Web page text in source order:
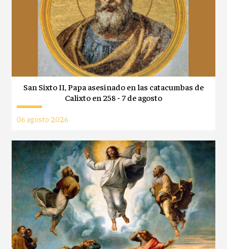
San Sixto II, Papa asesinado en las catacumbas de
Calixto en 258 - 7 de agosto
06 agosto 2026